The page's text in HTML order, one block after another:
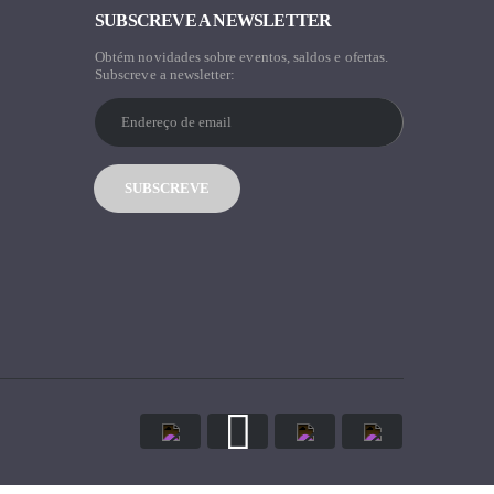
SUBSCREVE A NEWSLETTER
Obtém novidades sobre eventos, saldos e ofertas.
Subscreve a newsletter: